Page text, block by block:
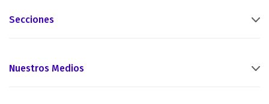
Secciones
Nuestros Medios